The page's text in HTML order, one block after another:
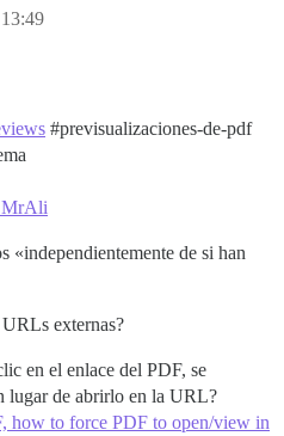
#previsualizaciones-de-pdf
MrAli
«independientemente de si han
externas?
en el enlace del PDF, se
lugar de abrirlo en la URL?
how to force PDF to open/view in